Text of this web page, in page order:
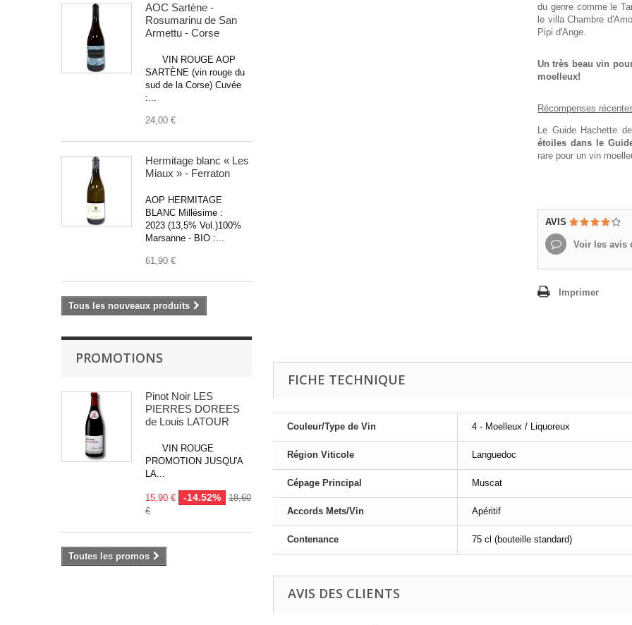
AOC Sartène -
Rosumarinu de San
Armettu - Corse
VIN ROUGE AOP
SARTÈNE (vin rouge du
sud de la Corse) Cuvée
:...
24,00 €
Hermitage blanc « Les
Miaux » - Ferraton
AOP HERMITAGE
BLANC Millésime :
2023 (13,5% Vol.)100%
Marsanne - BIO :...
61,90 €
Tous les nouveaux produits
PROMOTIONS
Pinot Noir LES
PIERRES DOREES
de Louis LATOUR
VIN ROUGE
PROMOTION JUSQU'A
LA...
15,90 € -14.52%
18,60
€
Toutes les promos
du genre comme le
le villa Chambre
Pipi d'Ange.
Un très beau vin
moelleux!
Récompenses
Le Guide Hachette
étoiles dans le
rare pour un vin
AVIS
Voir les avis
Imprimer
FICHE TECHNIQUE
Couleur/Type de Vin 4 - Moelleux / Liquoreux
Région Viticole Languedoc
Cépage Principal Muscat
Accords Mets/Vin Apéritif
Contenance 75 cl (bouteille standard)
AVIS DES CLIENTS